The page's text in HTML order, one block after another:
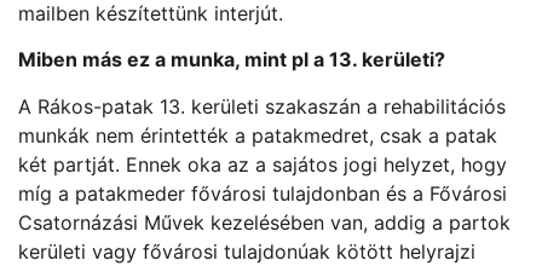
mailben készítettünk interjút.
Miben más ez a munka, mint pl a 13. kerületi?
A Rákos-patak 13. kerületi szakaszán a rehabilitációs
munkák nem érintették a patakmedret, csak a patak
két partját. Ennek oka az a sajátos jogi helyzet, hogy
míg a patakmeder fővárosi tulajdonban és a Fővárosi
Csatornázási Művek kezelésében van, addig a partok
kerületi vagy fővárosi tulajdonúak kötött helyrajzi